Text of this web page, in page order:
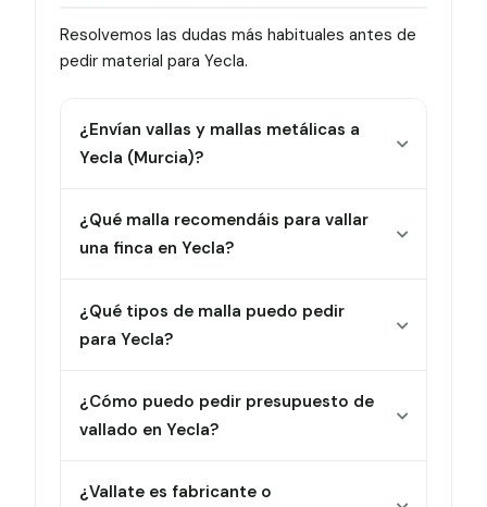
Resolvemos las dudas más habituales antes de
pedir material para Yecla.
¿Envían vallas y mallas metálicas a
Yecla (Murcia)?
¿Qué malla recomendáis para vallar
una finca en Yecla?
¿Qué tipos de malla puedo pedir
para Yecla?
¿Cómo puedo pedir presupuesto de
vallado en Yecla?
¿Vallate es fabricante o